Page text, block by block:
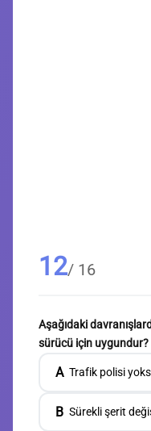
12/ 16
Aşağıdaki
sürücü için uygundur?
A Trafik polisi
B Sürekli şerit